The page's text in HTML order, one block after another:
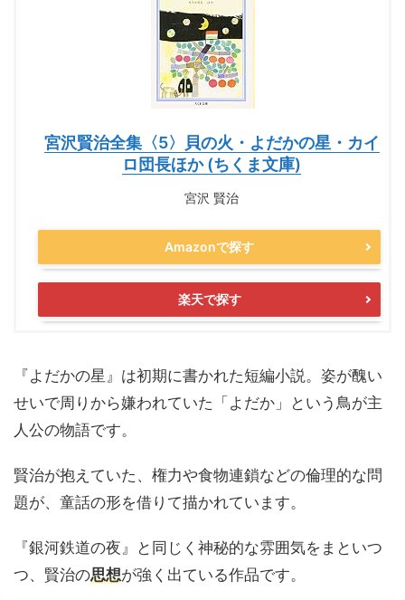
宮沢賢治全集〈5〉貝の火・よだかの星・カイ
ロ団長ほか (ちくま文庫)
宮沢 賢治
Amazonで探す
楽天で探す
『よだかの星』は初期に書かれた短編小説。姿が醜い
せいで周りから嫌われていた「よだか」という鳥が主
人公の物語です。
賢治が抱えていた、権力や食物連鎖などの倫理的な問
題が、童話の形を借りて描かれています。
『銀河鉄道の夜』と同じく神秘的な雰囲気をまといつ
つ、賢治の思想が強く出ている作品です。